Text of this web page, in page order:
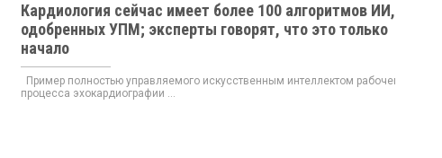
Кардиология сейчас имеет более 100 алгоритмов ИИ,
одобренных УПМ; эксперты говорят, что это только
начало
Пример полностью управляемого искусственным интеллектом рабочего
процесса эхокардиографии ...